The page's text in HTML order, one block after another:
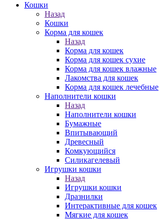
Кошки
Назад
Кошки
Корма для кошек
Назад
Корма для кошек
Корма для кошек сухие
Корма для кошек влажные
Лакомства для кошек
Корма для кошек лечебные
Наполнители кошки
Назад
Наполнители кошки
Бумажные
Впитывающий
Древесный
Комкующийся
Силикагелевый
Игрушки кошки
Назад
Игрушки кошки
Дразнилки
Интерактивные для кошек
Мягкие для кошек